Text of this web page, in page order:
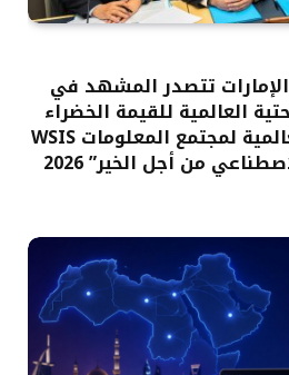
الإمارات تتصدر المشهد في
العالمية للقيمة الخضراء
خلال منتدى القمة العالمية لمجتمع المعلومات WSIS